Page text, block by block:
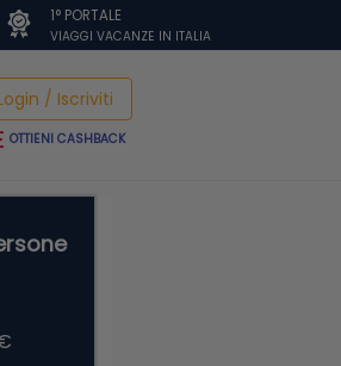
1° PORTALE
VIAGGI VACANZE IN ITALIA
/ Iscriviti
OTTIENI CASHBACK